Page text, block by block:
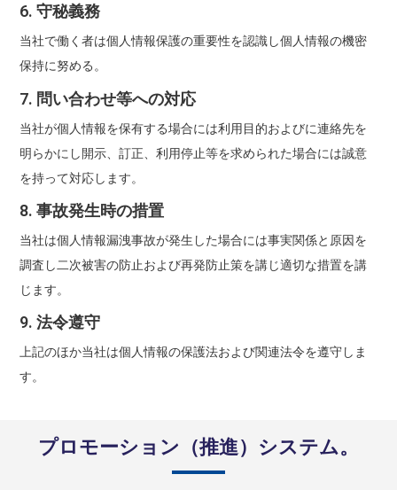
6. 守秘義務
当社で働く者は個人情報保護の重要性を認識し個人情報の機密
保持に努める。
7. 問い合わせ等への対応
当社が個人情報を保有する場合には利用目的およびに連絡先を
明らかにし開示、訂正、利用停止等を求められた場合には誠意
を持って対応します。
8. 事故発生時の措置
当社は個人情報漏洩事故が発生した場合には事実関係と原因を
調査し二次被害の防止および再発防止策を講じ適切な措置を講
じます。
9. 法令遵守
上記のほか当社は個人情報の保護法および関連法令を遵守しま
す。
プロモーション（推進）システム。